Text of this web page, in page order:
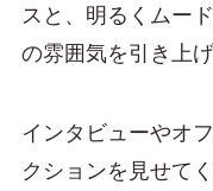
スと、明るくムー
の雰囲気を引き上げ
インタビューやオ
クションを見せて